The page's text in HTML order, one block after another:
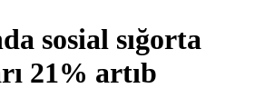
sosial sığorta
21% artıb